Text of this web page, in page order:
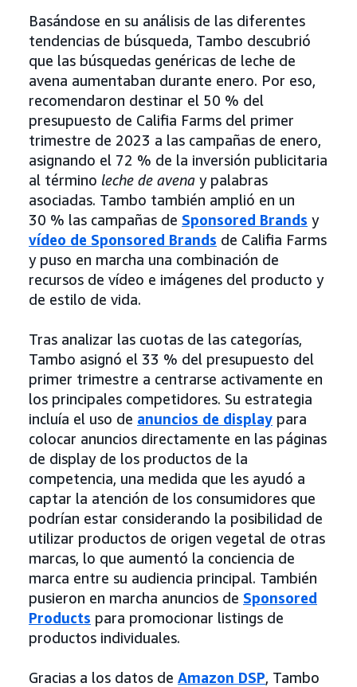
Basándose en su análisis de las diferentes
tendencias de búsqueda, Tambo descubrió
que las búsquedas genéricas de leche de
avena aumentaban durante enero. Por eso,
recomendaron destinar el 50 % del
presupuesto de Califia Farms del primer
trimestre de 2023 a las campañas de enero,
asignando el 72 % de la inversión publicitaria
al término leche de avena y palabras
asociadas. Tambo también amplió en un
30 % las campañas de Sponsored Brands y
vídeo de Sponsored Brands de Califia Farms
y puso en marcha una combinación de
recursos de vídeo e imágenes del producto y
de estilo de vida.
Tras analizar las cuotas de las categorías,
Tambo asignó el 33 % del presupuesto del
primer trimestre a centrarse activamente en
los principales competidores. Su estrategia
incluía el uso de anuncios de display para
colocar anuncios directamente en las páginas
de display de los productos de la
competencia, una medida que les ayudó a
captar la atención de los consumidores que
podrían estar considerando la posibilidad de
utilizar productos de origen vegetal de otras
marcas, lo que aumentó la conciencia de
marca entre su audiencia principal. También
pusieron en marcha anuncios de Sponsored
Products para promocionar listings de
productos individuales.
Gracias a los datos de Amazon DSP, Tambo